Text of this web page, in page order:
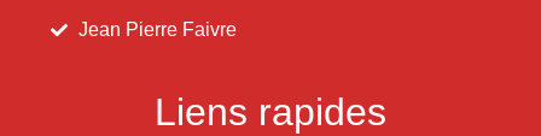
Jean Pierre Faivre
Liens rapides